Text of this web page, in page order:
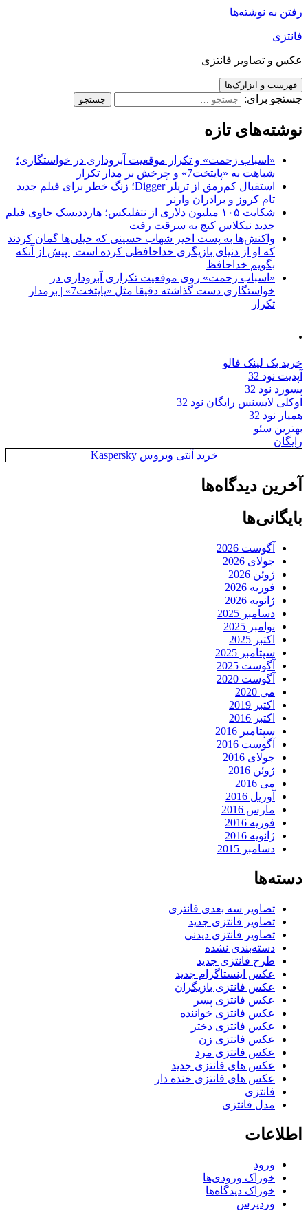
رفتن به نوشته‌ها
فانتزی
عکس و تصاویر فانتزی
فهرست و ابزارک‌ها
جستجو برای:
نوشته‌های تازه
«اسباب زحمت» و تکرار موقعیت آبروداری در خواستگاری؛
شباهت به «پایتخت7» و چرخش بر مدار تکرار
استقبال کم‌رمق از تریلر Digger؛ زنگ خطر برای فیلم جدید
تام کروز و برادران وارنر
شکایت ۱۰۵ میلیون دلاری از نتفلیکس؛ هارددیسک حاوی فیلم
جدید نیکلاس کیج به سرقت رفت
واکنش‌ها به پست اخیر شهاب حسینی که خیلی‌ها گمان کردند
که او از دنیای بازیگری خداحافظی کرده است | پیش از آنکه
بگویم خداحافظ
«اسباب زحمت» روی موقعیت تکراری آبروداری در
خواستگاری دست گذاشته دقیقا مثل «پایتخت7» | برمدار
تکرار
.
خرید بک لینک فالو
آپدیت نود 32
پسورد نود 32
اوکلی لایسنس رایگان نود 32
همیار نود 32
بهترین سئو
رایگان
خرید آنتی ویروس Kaspersky
آخرین دیدگاه‌ها
بایگانی‌ها
آگوست 2026
جولای 2026
ژوئن 2026
فوریه 2026
ژانویه 2026
دسامبر 2025
نوامبر 2025
اکتبر 2025
سپتامبر 2025
آگوست 2025
آگوست 2020
می 2020
اکتبر 2019
اکتبر 2016
سپتامبر 2016
آگوست 2016
جولای 2016
ژوئن 2016
می 2016
آوریل 2016
مارس 2016
فوریه 2016
ژانویه 2016
دسامبر 2015
دسته‌ها
تصاویر سه بعدی فانتزی
تصاویر فانتزی جدید
تصاویر فانتزی دیدنی
دسته‌بندی نشده
طرح فانتزی جدید
عکس اینستاگرام جدید
عکس فانتزی بازیگران
عکس فانتزی پسر
عکس فانتزی خواننده
عکس فانتزی دختر
عکس فانتزی زن
عکس فانتزی مرد
عکس های فانتزی جدید
عکس های فانتزی خنده دار
فانتزی
مدل فانتزی
اطلاعات
ورود
خوراک ورودی‌ها
خوراک دیدگاه‌ها
وردپرس